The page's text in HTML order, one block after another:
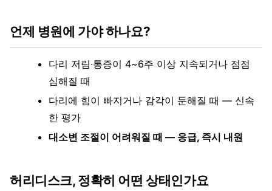
언제 병원에 가야 하나요?
다리 저림·통증이 4~6주 이상 지속되거나 점점
심해질 때
다리에 힘이 빠지거나 감각이 둔해질 때 — 신속
한 평가
대소변 조절이 어려워질 때 — 응급, 즉시 내원
허리디스크, 정확히 어떤 상태인가요